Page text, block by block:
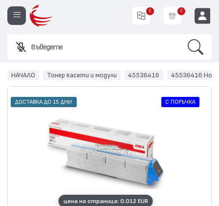
Въведете име и
0 0
НАЧАЛО Тонер касети и модули 45536416 45536416 Нов
ДОСТАВКА ДО 15 ДНИ С ПОРЪЧКА
цена на страница: 0.012 EUR